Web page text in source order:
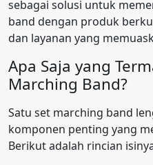
sebagai solusi untuk
band dengan produk
dan layanan yang
Apa Saja yang
Marching Band?
Satu set marching band
komponen penting yang
Berikut adalah rincian